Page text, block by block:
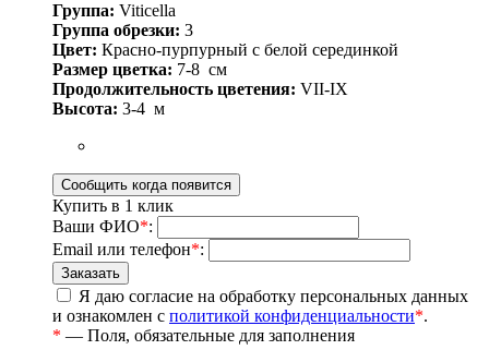
Группа: Viticella
Группа обрезки: 3
Цвет: Красно-пурпурный с белой серединкой
Размер цветка: 7-8 см
Продолжительность цветения: VII-IX
Высота: 3-4 м
Купить в 1 клик
Ваши ФИО*:
Email или телефон*:
Я даю согласие на обработку персональных данных
и ознакомлен с политикой конфиденциальности*.
* — Поля, обязательные для заполнения